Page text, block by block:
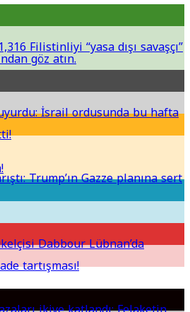
göz atın.
Filistinliyi “yasa dışı savaşçı”
İsrail ordusunda bu hafta
Trump’ın Gazze planına sert
Dabbour Lübnan’da
tartışması!